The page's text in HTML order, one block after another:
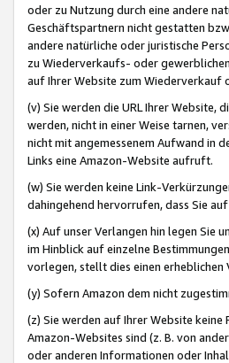
oder zu Nutzung durch eine andere
Geschäftspartnern nicht gestatten
andere natürliche oder juristische
zu Wiederverkaufs- oder
auf Ihrer Website zum Wiederverkauf
(v) Sie werden die URL Ihrer
werden, nicht in einer Weise tarnen,
nicht mit angemessenem Aufwand in
Links eine Amazon-Website aufruft.
(w) Sie werden keine Link-
dahingehend hervorrufen, dass Sie
(x) Auf unser Verlangen hin legen Sie
im Hinblick auf einzelne
vorlegen, stellt dies einen erheblichen
(y) Sofern Amazon dem nicht
(z) Sie werden auf Ihrer Website
Amazon-Websites sind (z. B. von
oder anderen Informationen oder